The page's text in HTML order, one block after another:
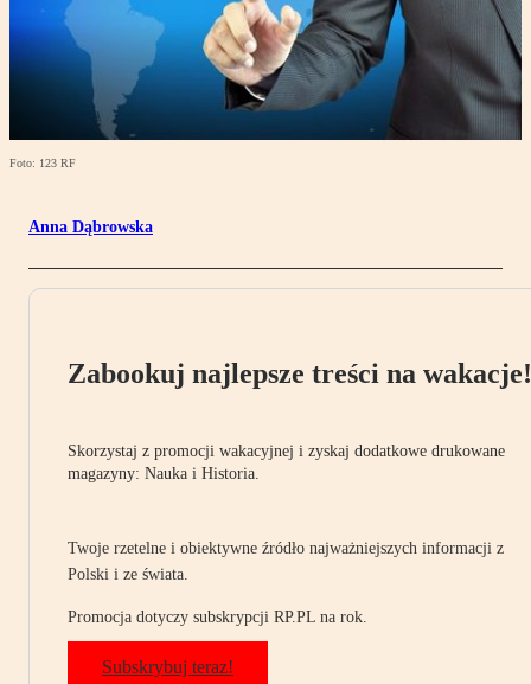
Foto: 123 RF
Anna Dąbrowska
Zabookuj najlepsze treści na wakacje!
Skorzystaj z promocji wakacyjnej i zyskaj dodatkowe drukowane
magazyny: Nauka i Historia.
Twoje rzetelne i obiektywne źródło najważniejszych informacji z
Polski i ze świata.
Promocja dotyczy subskrypcji RP.PL na rok.
Subskrybuj teraz!